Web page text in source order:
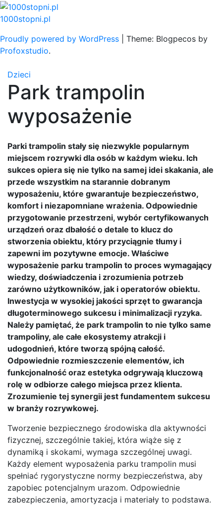
Skip
to
1000stopni.pl
Proudly powered by WordPress
Theme: Blogpecos by
Profoxstudio.
Dzieci
Park trampolin
wyposażenie
Parki trampolin stały się niezwykle popularnym
miejscem rozrywki dla osób w każdym wieku. Ich
sukces opiera się nie tylko na samej idei skakania, ale
przede wszystkim na starannie dobranym
wyposażeniu, które gwarantuje bezpieczeństwo,
komfort i niezapomniane wrażenia. Odpowiednie
przygotowanie przestrzeni, wybór certyfikowanych
urządzeń oraz dbałość o detale to klucz do
stworzenia obiektu, który przyciągnie tłumy i
zapewni im pozytywne emocje. Właściwe
wyposażenie parku trampolin to proces wymagający
wiedzy, doświadczenia i zrozumienia potrzeb
zarówno użytkowników, jak i operatorów obiektu.
Inwestycja w wysokiej jakości sprzęt to gwarancja
długoterminowego sukcesu i minimalizacji ryzyka.
Należy pamiętać, że park trampolin to nie tylko same
trampoliny, ale całe ekosystemy atrakcji i
udogodnień, które tworzą spójną całość.
Odpowiednie rozmieszczenie elementów, ich
funkcjonalność oraz estetyka odgrywają kluczową
rolę w odbiorze całego miejsca przez klienta.
Zrozumienie tej synergii jest fundamentem sukcesu
w branży rozrywkowej.
Tworzenie bezpiecznego środowiska dla aktywności
fizycznej, szczególnie takiej, która wiąże się z
dynamiką i skokami, wymaga szczególnej uwagi.
Każdy element wyposażenia parku trampolin musi
spełniać rygorystyczne normy bezpieczeństwa, aby
zapobiec potencjalnym urazom. Odpowiednie
zabezpieczenia, amortyzacja i materiały to podstawa.